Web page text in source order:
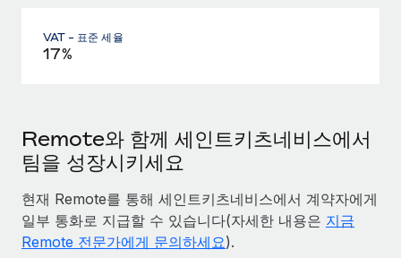
VAT - 표준 세율
17%
Remote와 함께 세인트키츠네비스에서
팀을 성장시키세요
현재 Remote를 통해 세인트키츠네비스에서 계약자에게
일부 통화로 지급할 수 있습니다(자세한 내용은 지금
Remote 전문가에게 문의하세요).